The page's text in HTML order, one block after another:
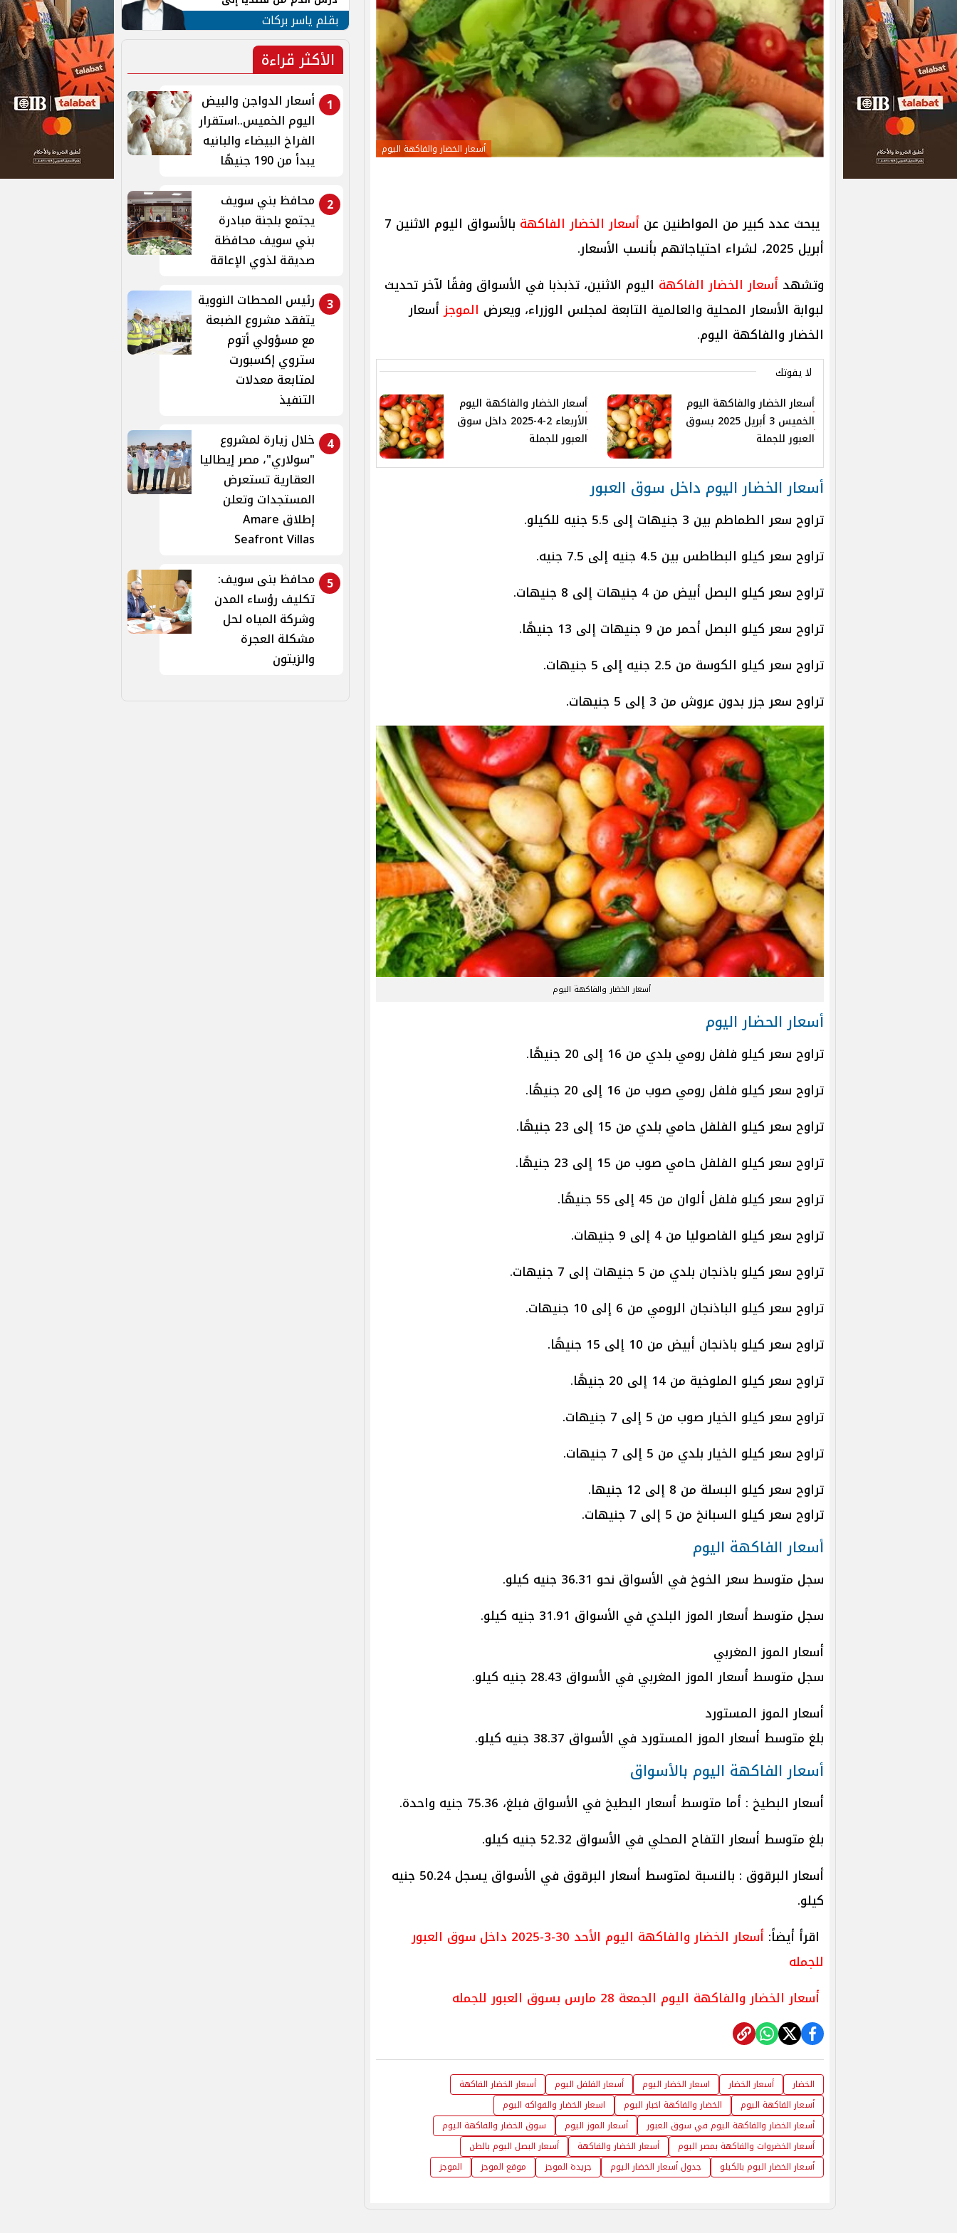
أسعار الخضار والفاكهة اليوم
يبحث عدد كبير من المواطنين عن أسعار الخضار الفاكهة
بالأسواق اليوم الاثنين 7
أبريل 2025، لشراء احتياجاتهم بأنسب الأسعار.
وتشهد أسعار الخضار الفاكهة اليوم الاثنين، تذبذبا في الأسواق وفقًا لآخر تحديث
لبوابة الأسعار المحلية والعالمية التابعة لمجلس الوزراء، ويعرض الموجزأسعار
الخضار والفاكهة اليوم.
لا يفوتك
أسعار الخضار والفاكهة اليوم
الخميس 3 أبريل 2025 بسوق
العبور للجملة
أسعار الخضار والفاكهة اليوم
الأربعاء 2-4-2025 داخل سوق
العبور للجملة
أسعار الخضار اليوم داخل سوق العبور
تراوح سعر الطماطم بين 3 جنيهات إلى 5.5 جنيه للكيلو.
تراوح سعر كيلو البطاطس بين 4.5 جنيه إلى 7.5 جنيه.
تراوح سعر كيلو البصل أبيض من 4 جنيهات إلى 8 جنيهات.
تراوح سعر كيلو البصل أحمر من 9 جنيهات إلى 13 جنيهًا.
تراوح سعر كيلو الكوسة من 2.5 جنيه إلى 5 جنيهات.
تراوح سعر جزر بدون عروش من 3 إلى 5 جنيهات.
أسعار الخضار والفاكهة اليوم
أسعار الحضار اليوم
تراوح سعر كيلو فلفل رومي بلدي من 16 إلى 20 جنيهًا.
تراوح سعر كيلو فلفل رومي صوب من 16 إلى 20 جنيهًا.
تراوح سعر كيلو الفلفل حامي بلدي من 15 إلى 23 جنيهًا.
تراوح سعر كيلو الفلفل حامي صوب من 15 إلى 23 جنيهًا.
تراوح سعر كيلو فلفل ألوان من 45 إلى 55 جنيهًا.
تراوح سعر كيلو الفاصوليا من 4 إلى 9 جنيهات.
تراوح سعر كيلو باذنجان بلدي من 5 جنيهات إلى 7 جنيهات.
تراوح سعر كيلو الباذنجان الرومي من 6 إلى 10 جنيهات.
تراوح سعر كيلو باذنجان أبيض من 10 إلى 15 جنيهًا.
تراوح سعر كيلو الملوخية من 14 إلى 20 جنيهًا.
تراوح سعر كيلو الخيار صوب من 5 إلى 7 جنيهات.
تراوح سعر كيلو الخيار بلدي من 5 إلى 7 جنيهات.
تراوح سعر كيلو البسلة من 8 إلى 12 جنيها.
تراوح سعر كيلو السبانخ من 5 إلى 7 جنيهات.
أسعار الفاكهة اليوم
سجل متوسط سعر الخوخ في الأسواق نحو 36.31 جنيه كيلو.
سجل متوسط أسعار الموز البلدي في الأسواق 31.91 جنيه كيلو.
أسعار الموز المغربي
سجل متوسط أسعار الموز المغربي في الأسواق 28.43 جنيه كيلو.
أسعار الموز المستورد
بلغ متوسط أسعار الموز المستورد في الأسواق 38.37 جنيه كيلو.
أسعار الفاكهة اليوم بالأسواق
أسعار البطيخ : أما متوسط أسعار البطيخ في الأسواق فبلغ، 75.36 جنيه واحدة.
بلغ متوسط أسعار التفاح المحلي في الأسواق 52.32 جنيه كيلو.
أسعار البرقوق : بالنسبة لمتوسط أسعار البرقوق في الأسواق يسجل 50.24 جنيه
كيلو.
اقرأ أيضاً:
أسعار الخضار والفاكهة اليوم الأحد 30-3-2025 داخل سوق العبور
للجمله
أسعار الخضار والفاكهة اليوم الجمعة 28 مارس بسوق العبور للجمله
الخضار أسعار الخضار اسعار الخضار اليوم أسعار الفلفل اليوم
أسعار الخضار الفاكهة
أسعار الفاكهة اليوم
الخضار والفاكهة اخبار اليوم
اسعار الخضار والفواكه اليوم
أسعار الخضار والفاكهة اليوم في سوق العبور
أسعار الموز اليوم
سوق الخضار والفاكهة اليوم
أسعار الخضروات والفاكهة بمصر اليوم
أسعار الخضار والفاكهة
أسعار البصل اليوم بالطن
أسعار الخضار اليوم بالكيلو
جدول أسعار الخضار اليوم جريدة الموجز موقع الموجز الموجز
جنوب لبنان
بقلم ياسر بركات
الأكثر قراءة
1
أسعار الدواجن والبيض
اليوم الخميس..استقرار
الفراخ البيضاء والبانيه
يبدأ من 190 جنيهًا
2
محافظ بني سويف
يجتمع بلجنة مبادرة
بني سويف محافظة
صديقة لذوي الإعاقة
3 رئيس المحطات النووية
يتفقد مشروع الضبعة
مع مسؤولي أتوم
ستروي إكسبورت
لمتابعة معدلات
التنفيذ
4
خلال زيارة لمشروع
"سولاري"، مصر إيطاليا
العقارية تستعرض
المستجدات وتعلن
إطلاق Amare
Seafront Villas
5
محافظ بنى سويف:
تكليف رؤساء المدن
وشركة المياه لحل
مشكلة العجرة
والزيتون